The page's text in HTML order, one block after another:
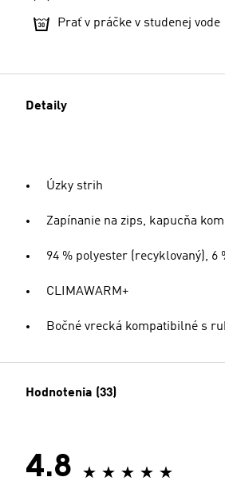
Prať v práčke v studenej vode
Detaily
Úzky strih
Zapínanie na zips, kapucňa
94 % polyester (recyklovaný), 6
CLIMAWARM+
Bočné vrecká kompatibilné s
Hodnotenia (33)
4.8